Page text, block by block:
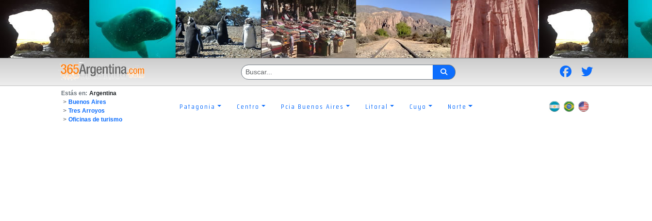
Estás en: Argentina
> Buenos Aires
> Tres Arroyos
> Oficinas de turismo
Patagonia Centro Pcia Buenos Aires Litoral Cuyo Norte